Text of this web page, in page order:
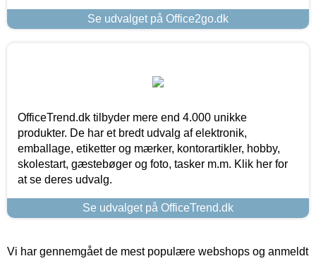
Se udvalget på Office2go.dk
OfficeTrend.dk tilbyder mere end 4.000 unikke
produkter. De har et bredt udvalg af elektronik,
emballage, etiketter og mærker, kontorartikler, hobby,
skolestart, gæstebøger og foto, tasker m.m. Klik her for
at se deres udvalg.
Se udvalget på OfficeTrend.dk
Vi har gennemgået de mest populære webshops og anmeldt